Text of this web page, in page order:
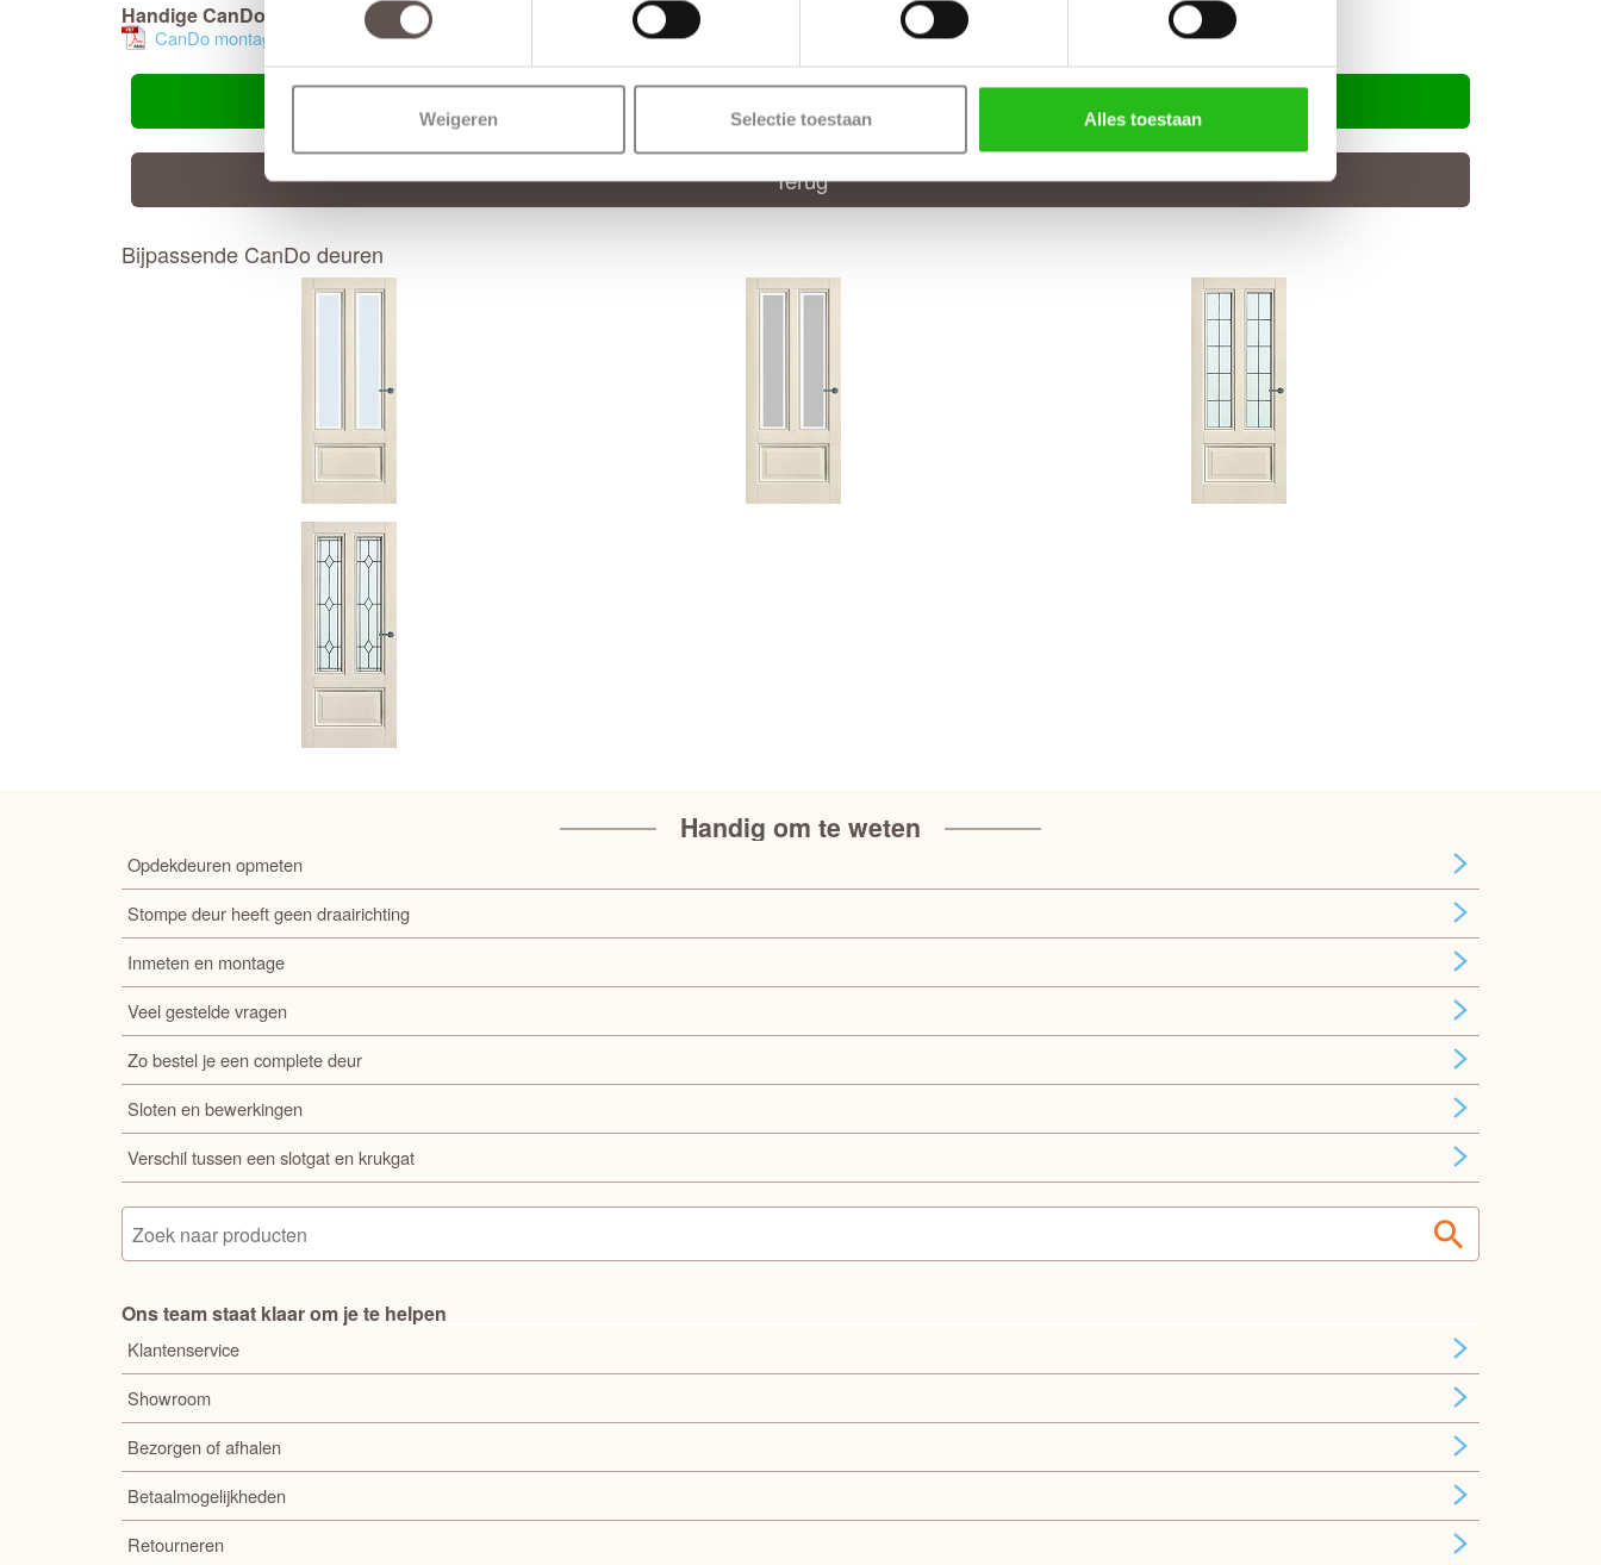
Weigeren Selectie toestaan Alles toestaan
Handige CanDo montage handleiding
CanDo montage handleiding
Terug
Bijpassende CanDo deuren
Handig om te weten
Opdekdeuren opmeten
Stompe deur heeft geen draairichting
Inmeten en montage
Veel gestelde vragen
Zo bestel je een complete deur
Sloten en bewerkingen
Verschil tussen een slotgat en krukgat
Ons team staat klaar om je te helpen
Klantenservice
Showroom
Bezorgen of afhalen
Betaalmogelijkheden
Retourneren